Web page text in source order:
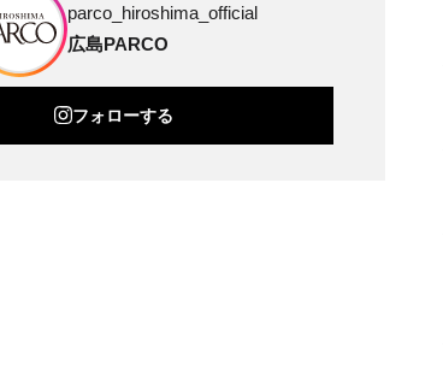
parco_hiroshima_official
広島PARCO
フォローする